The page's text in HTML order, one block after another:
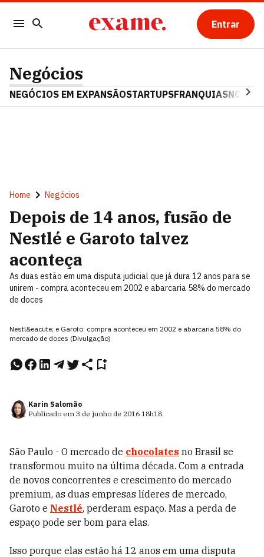
Entrar
Negócios
NEGÓCIOS EM EXPANSÃOSTARTUPSFRANQUIAS
Home Negócios
Depois de 14 anos, fusão de
Nestlé e Garoto talvez
aconteça
As duas estão em uma disputa judicial que já dura 12 anos para se
unirem - compra aconteceu em 2002 e abarcaria 58% do mercado
de doces
Nestl&eacute; e Garoto: compra aconteceu em 2002 e abarcaria 58% do
mercado de doces (Divulgação)
Karin Salomão
Publicado em 3 de junho de 2016 18h18.
São Paulo - O mercado de chocolates no Brasil se
transformou muito na última década. Com a entrada
de novos concorrentes e crescimento do mercado
premium, as duas empresas líderes de mercado,
Garoto e Nestlé, perderam espaço. Mas a perda de
espaço pode ser bom para elas.
Isso porque elas estão há 12 anos em uma disputa